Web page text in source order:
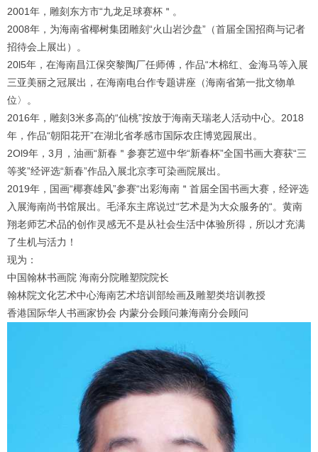
2001年，雕刻东方市“九龙足球赛杯＂。
2008年，为海南省椰树集团雕刻“火山岩沙盘”（首届全国招商与记者
招待会上展出）。
20l5年，在海南昌江保突黎陶厂任师傅，作品“木棉红、金海马等入展
三亚美丽之冠展出，在海南电台作专题讲座（海南省第一批文物单
位〉。
2016年，雕刻3米多高的“仙桃”按放于海南天瑞老人活动中心。 2018
年，作品“朝阳花开”在湖北省孝感市国际农庄博览园展出。
2Ol9年， 3 月，油画“新春＂参赛艺巡中华“新春杯”全国书画大赛获“三
等奖”经评选“新春”作品入展北京李可染画院展出。
2019年，国画“椰赛雄风”参赛“出彩海南＂首届全国书画大赛，经评选
入展海南尚书馆展出。毛泽东主席说过“艺术是为大众服务的“。黄南
翔老师艺术品的创作灵感无不是从社会生活中体验所得，所以才充满
了生机与活力！
现为：
中国翰林书画院 海南分院雕塑院院长
翰林院文化艺术中心海南艺术培训部绘画及雕塑类培训教授
香港国际华人书画家协会 内蒙分会顾问兼海南分会顾问